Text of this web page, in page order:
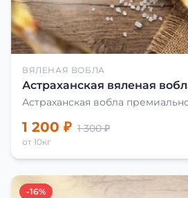
ВЯЛЕНАЯ ВОБЛА
Астраханская вяленая
Астраханская вобла
1 200 ₽ 1 300 ₽
от 10кг
-16%